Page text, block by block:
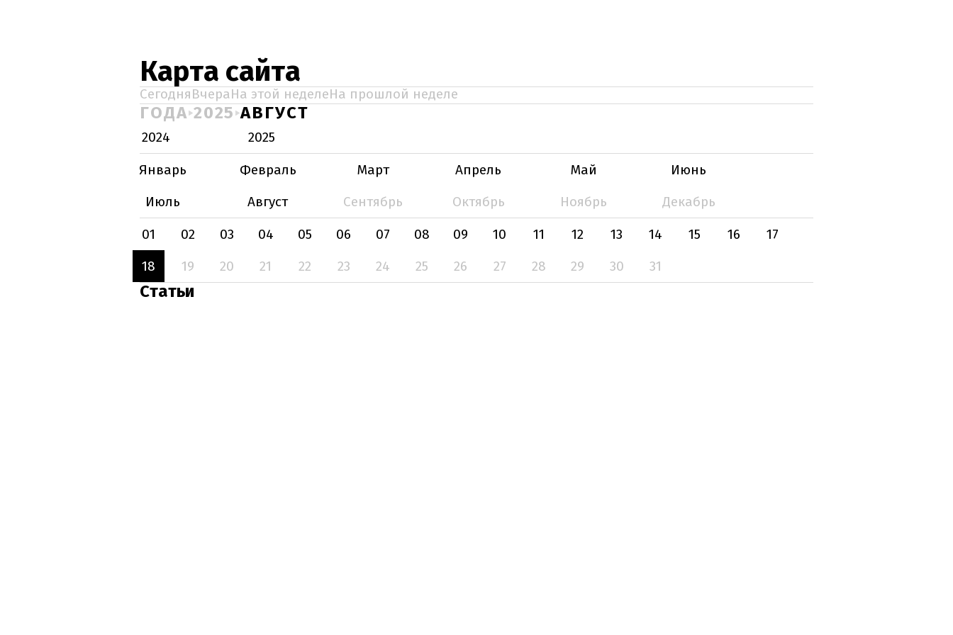
Карта сайта
СегодняВчераНа этой неделеНа прошлой неделе
ГОДА 2025 АВГУСТ
2024
2025
Январь
Февраль Март Апрель Май
Июнь
Июль
Август Сентябрь Октябрь Ноябрь
Декабрь
01
02 03 04 05 06 07 08 09 10 11 12 13 14 15 16
17
18
19 20 21 22 23 24 25 26 27 28 29 30 31
Статьи